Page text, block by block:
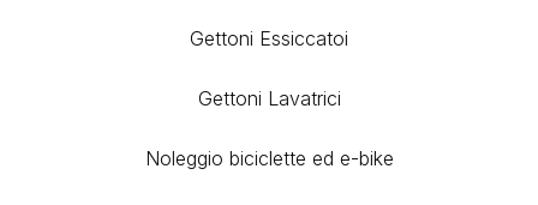
Gettoni Essiccatoi
Gettoni Lavatrici
Noleggio biciclette ed e-bike